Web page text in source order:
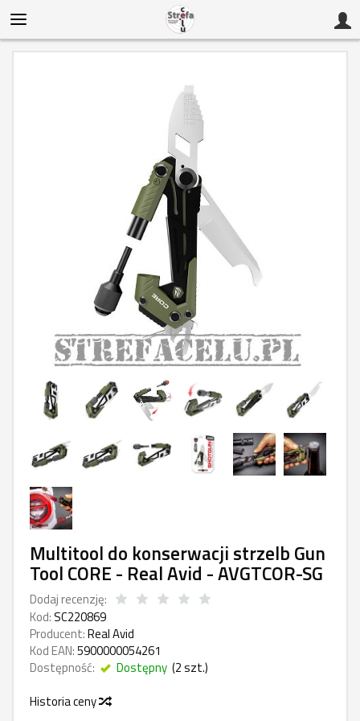
Multitool do konserwacji strzelb Gun
Tool CORE - Real Avid - AVGTCOR-SG
Dodaj recenzję:
Kod:SC220869
Producent:Real Avid
Kod EAN:5900000054261
Dostępność:
Dostępny (2szt.)
Historia ceny